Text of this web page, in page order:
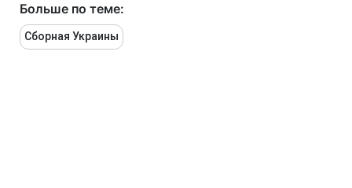
Больше по теме:
Сборная Украины